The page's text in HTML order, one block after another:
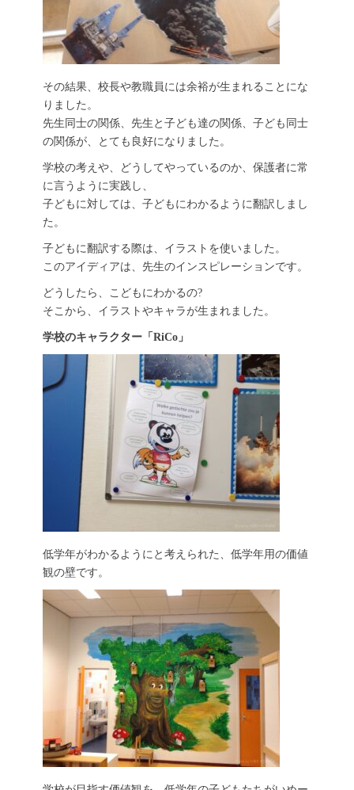
その結果、校長や教職員には余裕が生まれることにな
りました。
先生同士の関係、先生と子ども達の関係、子ども同士
の関係が、とても良好になりました。
学校の考えや、どうしてやっているのか、保護者に常
に言うように実践し、
子どもに対しては、子どもにわかるように翻訳しまし
た。
子どもに翻訳する際は、イラストを使いました。
このアイディアは、先生のインスピレーションです。
どうしたら、こどもにわかるの?
そこから、イラストやキャラが生まれました。
学校のキャラクター「RiCo」
低学年がわかるようにと考えられた、低学年用の価値
観の壁です。